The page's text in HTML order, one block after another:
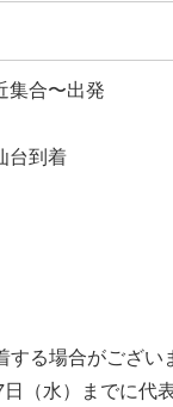
合〜出発
台到着
る場合がござい
（水）までに代